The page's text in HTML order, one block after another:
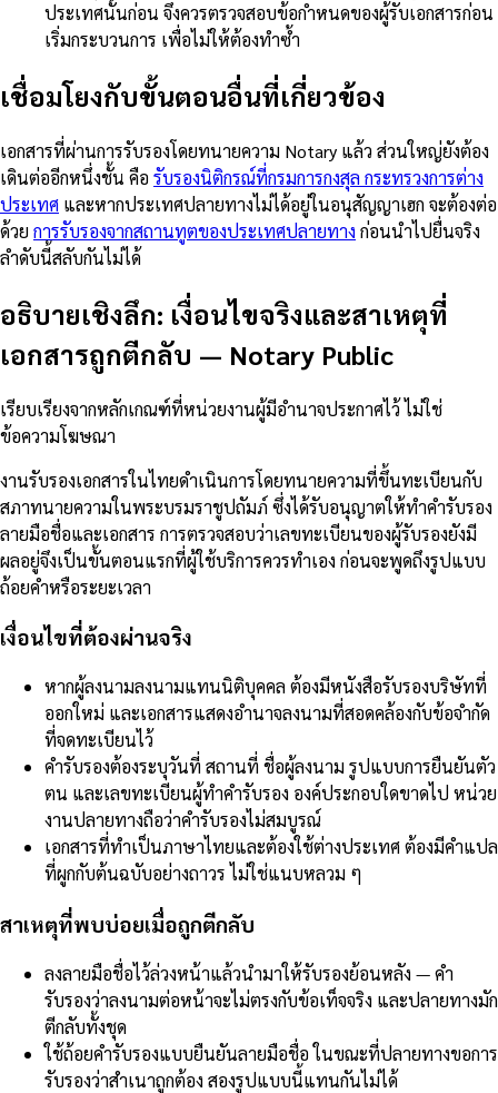
ประเทศนั้นก่อน จึงควรตรวจสอบข้อกำหนดของผู้รับเอกสารก่อน
เริ่มกระบวนการ เพื่อไม่ให้ต้องทำซ้ำ
เชื่อมโยงกับขั้นตอนอื่นที่เกี่ยวข้อง
เอกสารที่ผ่านการรับรองโดยทนายความ Notary แล้ว ส่วนใหญ่ยังต้อง
เดินต่ออีกหนึ่งชั้น คือ รับรองนิติกรณ์ที่กรมการกงสุล กระทรวงการต่าง
ประเทศ และหากประเทศปลายทางไม่ได้อยู่ในอนุสัญญาเฮก จะต้องต่อ
ด้วย การรับรองจากสถานทูตของประเทศปลายทาง ก่อนนำไปยื่นจริง
ลำดับนี้สลับกันไม่ได้
อธิบายเชิงลึก: เงื่อนไขจริงและสาเหตุที่
เอกสารถูกตีกลับ — Notary Public
เรียบเรียงจากหลักเกณฑ์ที่หน่วยงานผู้มีอำนาจประกาศไว้ ไม่ใช่
ข้อความโฆษณา
งานรับรองเอกสารในไทยดำเนินการโดยทนายความที่ขึ้นทะเบียนกับ
สภาทนายความในพระบรมราชูปถัมภ์ ซึ่งได้รับอนุญาตให้ทำคำรับรอง
ลายมือชื่อและเอกสาร การตรวจสอบว่าเลขทะเบียนของผู้รับรองยังมี
ผลอยู่จึงเป็นขั้นตอนแรกที่ผู้ใช้บริการควรทำเอง ก่อนจะพูดถึงรูปแบบ
ถ้อยคำหรือระยะเวลา
เงื่อนไขที่ต้องผ่านจริง
หากผู้ลงนามลงนามแทนนิติบุคคล ต้องมีหนังสือรับรองบริษัทที่
ออกใหม่ และเอกสารแสดงอำนาจลงนามที่สอดคล้องกับข้อจำกัด
ที่จดทะเบียนไว้
คำรับรองต้องระบุวันที่ สถานที่ ชื่อผู้ลงนาม รูปแบบการยืนยันตัว
ตน และเลขทะเบียนผู้ทำคำรับรอง องค์ประกอบใดขาดไป หน่วย
งานปลายทางถือว่าคำรับรองไม่สมบูรณ์
เอกสารที่ทำเป็นภาษาไทยและต้องใช้ต่างประเทศ ต้องมีคำแปล
ที่ผูกกับต้นฉบับอย่างถาวร ไม่ใช่แนบหลวม ๆ
สาเหตุที่พบบ่อยเมื่อถูกตีกลับ
ลงลายมือชื่อไว้ล่วงหน้าแล้วนำมาให้รับรองย้อนหลัง — คำ
รับรองว่าลงนามต่อหน้าจะไม่ตรงกับข้อเท็จจริง และปลายทางมัก
ตีกลับทั้งชุด
ใช้ถ้อยคำรับรองแบบยืนยันลายมือชื่อ ในขณะที่ปลายทางขอการ
รับรองว่าสำเนาถูกต้อง สองรูปแบบนี้แทนกันไม่ได้